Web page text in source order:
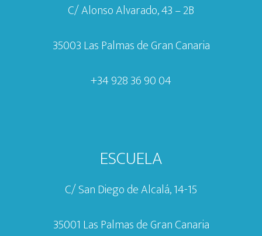
C/ Alonso Alvarado, 43 – 2B
35003 Las Palmas de Gran Canaria
+34 928 36 90 04
ESCUELA
C/ San Diego de Alcalá, 14-15
35001 Las Palmas de Gran Canaria